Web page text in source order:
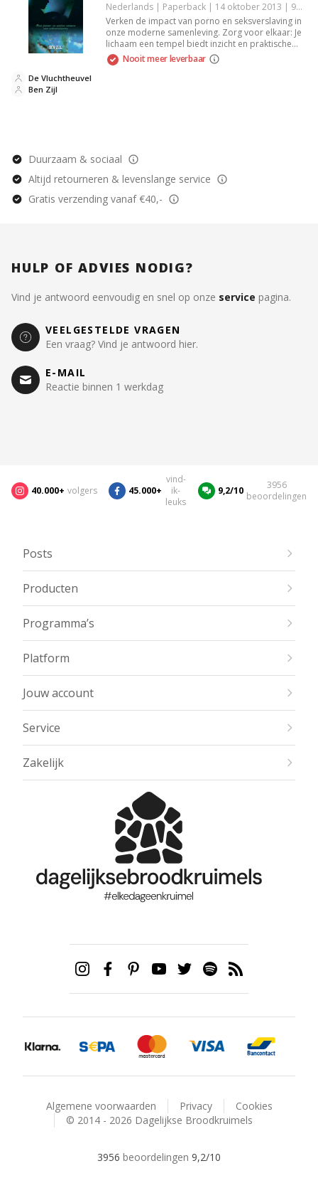
Nederlands | Paperback | 14 oktober 2013 | 9789033610004
Verken de impact van porno en seksverslaving in
onze moderne samenleving. Zorg voor elkaar: Je
lichaam een tempel biedt inzicht en praktische
tips om deze uitdagingen te overwinnen. Verbeter
je relaties en persoonlijke gezondheid met dit
Nooit meer leverbaar
Ben Zijl
De Vluchtheuvel
Duurzaam & sociaal
Altijd retourneren & levenslange service
Gratis verzending vanaf €40,-
HULP OF ADVIES NODIG?
Vind je antwoord eenvoudig en snel op onze service pagina.
VEELGESTELDE VRAGEN
Een vraag? Vind je antwoord hier.
E-MAIL
Reactie binnen 1 werkdag
40.000+ volgers 45.000+
vind-
ik-
leuks
9,2/10
3956
beoordelingen
Posts
Producten
Programma’s
Platform
Jouw account
Service
Zakelijk
Algemene voorwaarden Privacy
Cookies
© 2014 - 2026 Dagelijkse Broodkruimels
3956 beoordelingen 9,2/10